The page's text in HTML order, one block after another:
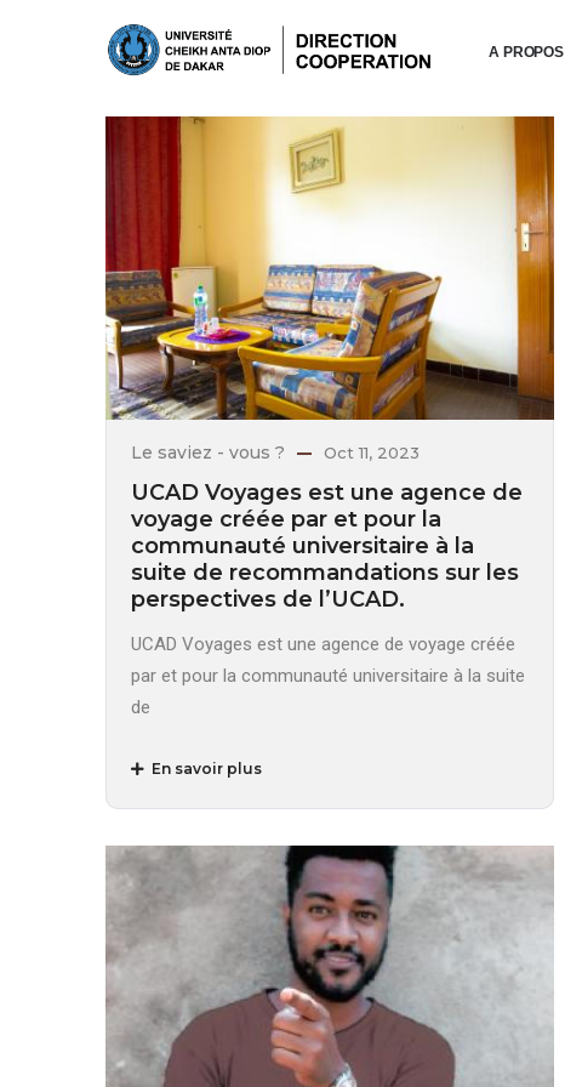
A PROPOS
Le saviez - vous ? Oct 11, 2023
UCAD Voyages est une agence de
voyage créée par et pour la
communauté universitaire à la
suite de recommandations sur les
perspectives de l’UCAD.
UCAD Voyages est une agence de voyage créée
par et pour la communauté universitaire à la suite
de
En savoir plus